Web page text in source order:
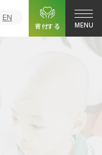
EN
寄付する
MENU